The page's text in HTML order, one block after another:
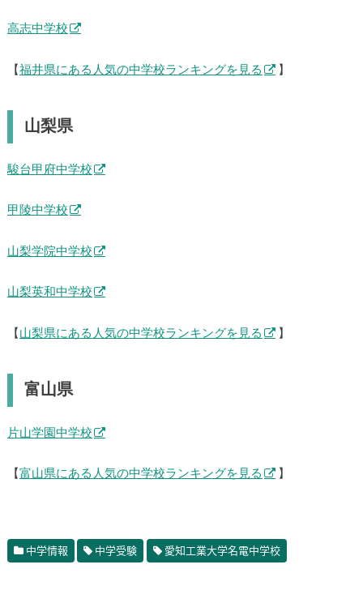
高志中学校
【 福井県にある人気の中学校ランキングを見る 】
山梨県
駿台甲府中学校
甲陵中学校
山梨学院中学校
山梨英和中学校
【 山梨県にある人気の中学校ランキングを見る 】
富山県
片山学園中学校
【 富山県にある人気の中学校ランキングを見る 】
中学情報 中学受験 愛知工業大学名電中学校